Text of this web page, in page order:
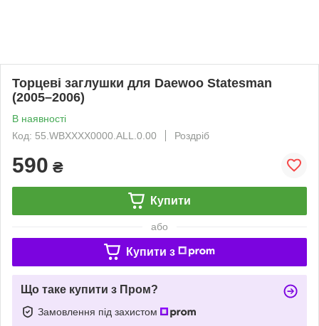
Торцеві заглушки для Daewoo Statesman
(2005–2006)
В наявності
Код: 55.WBXXXX0000.ALL.0.00
Роздріб
590 ₴
Купити
або
Купити з
Що таке купити з Пром?
Замовлення під захистом